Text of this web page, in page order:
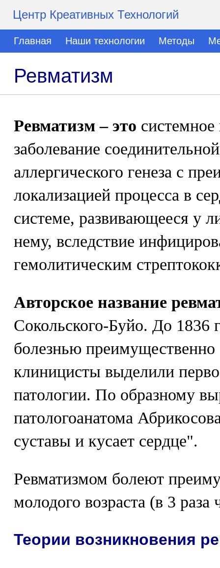
Центр Креативных Технологий
Главная Наши технологии Методы
Ревматизм
Ревматизм – это системное
заболевание
аллергического генеза с
локализацией процесса в
системе, развивающееся у
нему, вследствие
гемолитическим
Авторское название
Сокольского-Буйо. До 1836
болезнью преимущественно
клиницисты выделили
патологии. По образному
патологоанатома
суставы и кусает сердце".
Ревматизмом болеют
молодого возраста (в 3
Теории возникновения